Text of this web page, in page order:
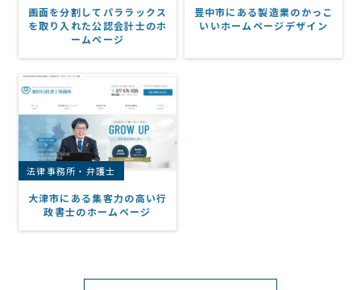
画面を分割してパララックス
を取り入れた公認会計士のホ
ームページ
豊中市にある製造業のかっこ
いいホームページデザイン
法律事務所・弁護士
大津市にある集客力の高い行
政書士のホームページ